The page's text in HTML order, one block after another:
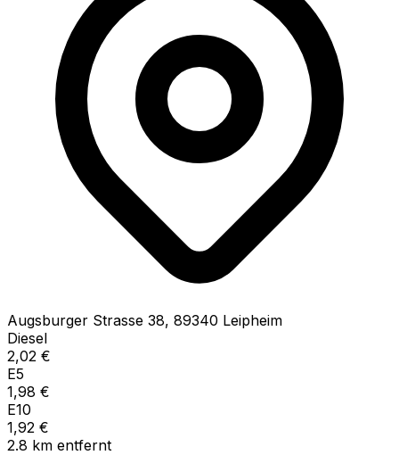
Augsburger Strasse 38, 89340 Leipheim
Diesel
2,02 €
E5
1,98 €
E10
1,92 €
2.8 km entfernt